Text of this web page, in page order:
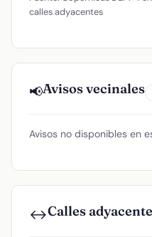
calles adyacentes
📢Avisos vecinales
Avisos no disponibles en
↔️Calles